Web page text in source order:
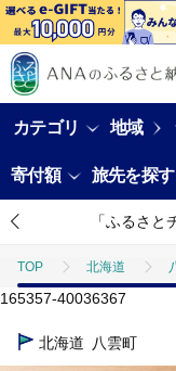
カテゴリ 地域
寄付額 旅先を探す
「ふるさ
TOP 北海道
TOP 肉
165357-40036367
北海道 八雲町